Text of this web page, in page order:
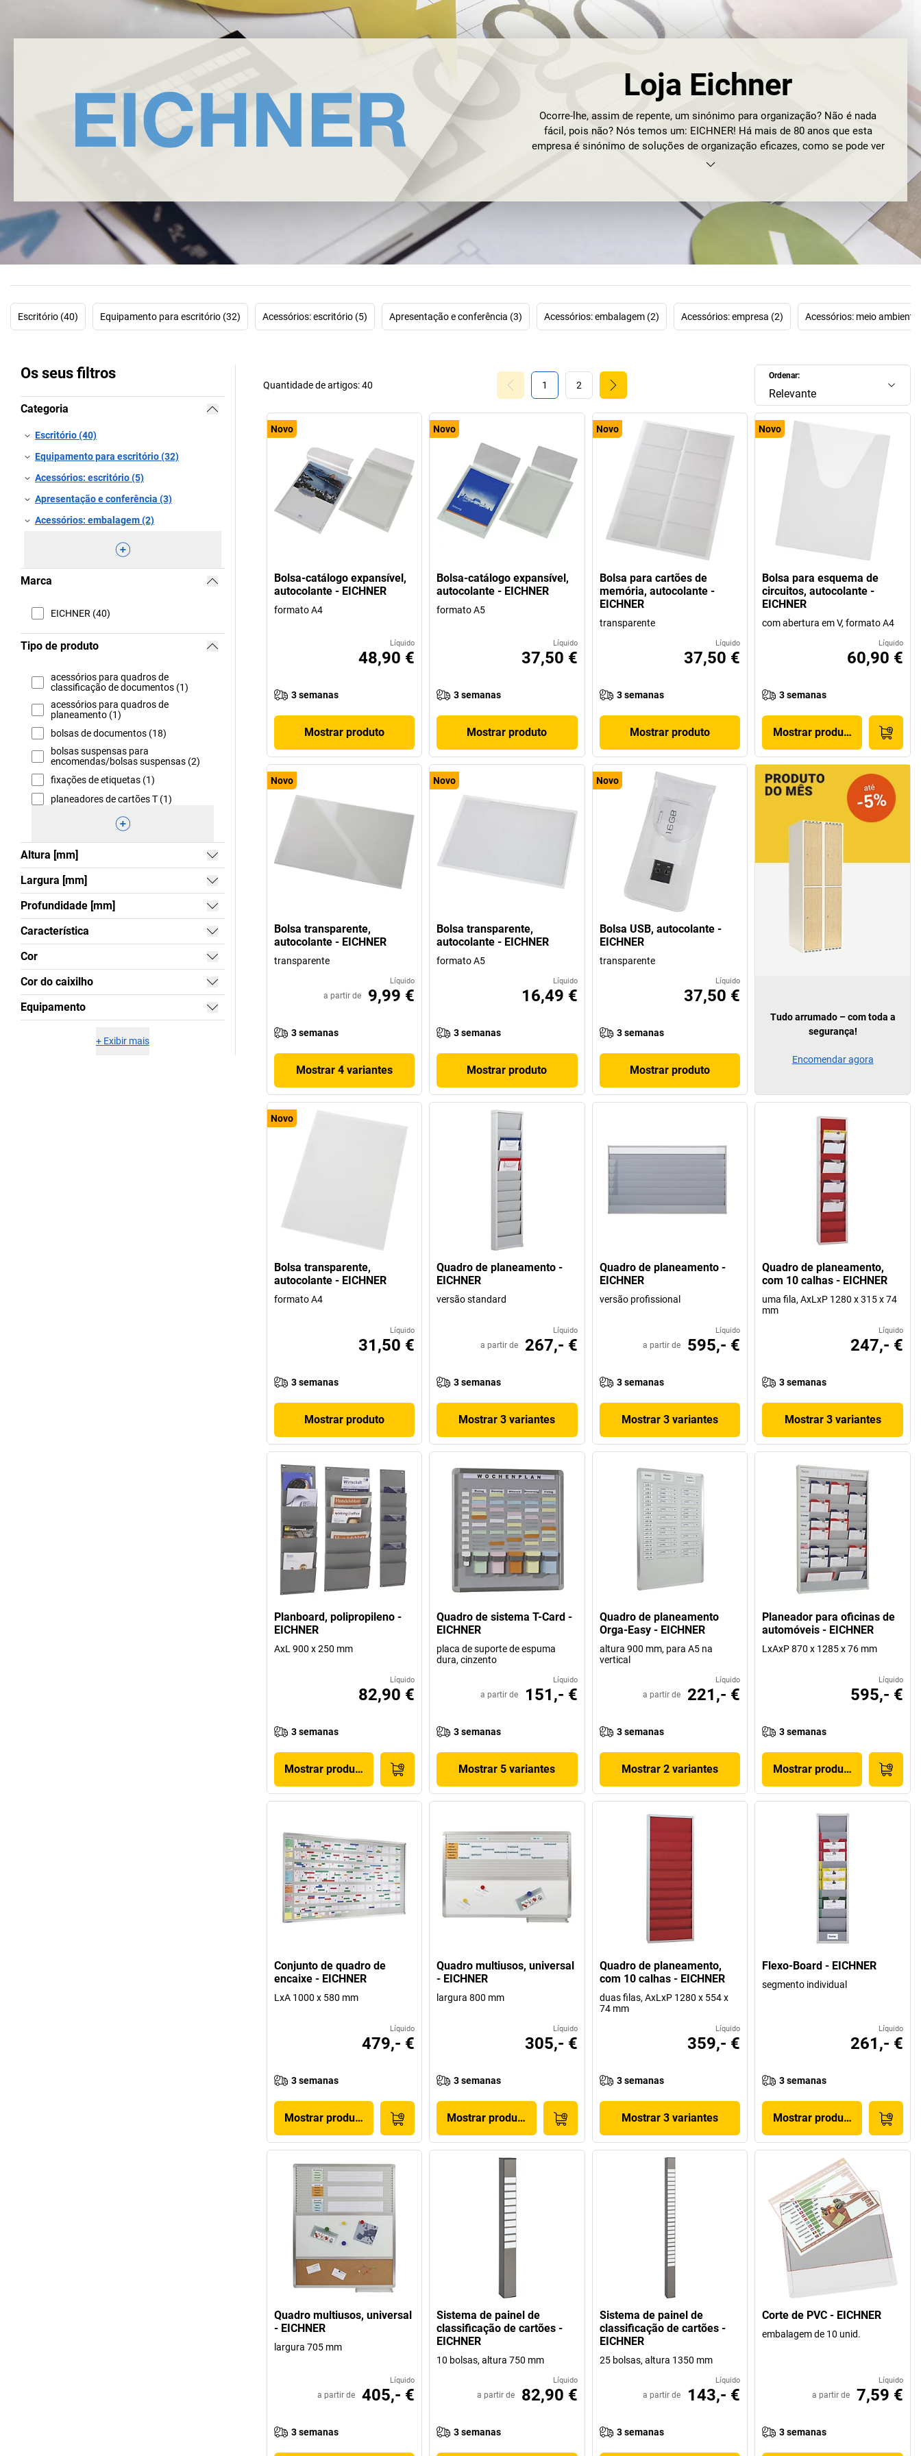
Loja Eichner
Ocorre-lhe, assim de repente, um sinónimo para organização? Não é nada
fácil, pois não? Nós temos um: EICHNER! Há mais de 80 anos que esta
empresa é sinónimo de soluções de organização eficazes, como se pode ver
no próprio nome: EICHNER Organisation GmbH & Co. KG. Foi fundada em
contabilidade geral e de folhas de pagamento… e estas áreas mantiveram-se
inalteradas durante décadas. Não foi apenas graças ao milagre económico
alemão, mas sobretudo a decisões inteligentes, inovações pioneiras e
inúmeras participações e aquisições dentro e fora do país que a EICHNER se
transformou no que é hoje: uma empresa orientada para o futuro e sempre a
E pertence tudo à EICHNER? Uma grande parte… Quer sejamplanificadores de
ajudam a estruturar melhor o nosso quotidiano. Portanto, não espere mais e
Escritório (40) Equipamento para escritório (32) Acessórios: escritório (5) Apresentação e conferência (3) Acessórios: embalagem (2) Acessórios: empresa (2) Acessórios: meio ambiente
Os seus filtros
Categoria
Escritório (40)
Equipamento para escritório (32)
Acessórios: escritório (5)
Apresentação e conferência (3)
Acessórios: embalagem (2)
Marca
EICHNER (40)
Tipo de produto
acessórios para quadros de
classificação de documentos (1)
acessórios para quadros de
planeamento (1)
bolsas de documentos (18)
bolsas suspensas para
encomendas/bolsas suspensas (2)
fixações de etiquetas (1)
planeadores de cartões T (1)
Altura [mm]
Largura [mm]
Profundidade [mm]
Característica
Cor
Cor do caixilho
Equipamento
+ Exibir mais
Ordenar:
Relevante
1 2
Quantidade de artigos:40
Novo
Bolsa-catálogo expansível,
autocolante - EICHNER
formato A4
Líquido
48,90 €
3 semanas
Mostrar produto
Novo
Bolsa-catálogo expansível,
autocolante - EICHNER
formato A5
Líquido
37,50 €
3 semanas
Mostrar produto
Novo
Bolsa para cartões de
memória, autocolante -
EICHNER
transparente
Líquido
37,50 €
3 semanas
Mostrar produto
Novo
Bolsa para esquema de
circuitos, autocolante -
EICHNER
com abertura em V, formato A4
Líquido
60,90 €
3 semanas
Mostrar produto
Novo
Bolsa transparente,
autocolante - EICHNER
transparente
Líquido
a partir de 9,99 €
3 semanas
Mostrar 4 variantes
Novo
Bolsa transparente,
autocolante - EICHNER
formato A5
Líquido
16,49 €
3 semanas
Mostrar produto
Novo
Bolsa USB, autocolante -
EICHNER
transparente
Líquido
37,50 €
3 semanas
Mostrar produto
Novo
Bolsa transparente,
autocolante - EICHNER
formato A4
Líquido
31,50 €
3 semanas
Mostrar produto
Quadro de planeamento -
EICHNER
versão standard
Líquido
a partir de 267,- €
3 semanas
Mostrar 3 variantes
Quadro de planeamento -
EICHNER
versão profissional
Líquido
a partir de 595,- €
3 semanas
Mostrar 3 variantes
Quadro de planeamento,
com 10 calhas - EICHNER
uma fila, AxLxP 1280 x 315 x 74
mm
Líquido
247,- €
3 semanas
Mostrar 3 variantes
Planboard, polipropileno -
EICHNER
AxL 900 x 250 mm
Líquido
82,90 €
3 semanas
Mostrar produto
Quadro de sistema T-Card -
EICHNER
placa de suporte de espuma
dura, cinzento
Líquido
a partir de 151,- €
3 semanas
Mostrar 5 variantes
Quadro de planeamento
Orga-Easy - EICHNER
altura 900 mm, para A5 na
vertical
Líquido
a partir de 221,- €
3 semanas
Mostrar 2 variantes
Planeador para oficinas de
automóveis - EICHNER
LxAxP 870 x 1285 x 76 mm
Líquido
595,- €
3 semanas
Mostrar produto
Conjunto de quadro de
encaixe - EICHNER
LxA 1000 x 580 mm
Líquido
479,- €
3 semanas
Mostrar produto
Quadro multiusos, universal
- EICHNER
largura 800 mm
Líquido
305,- €
3 semanas
Mostrar produto
Quadro de planeamento,
com 10 calhas - EICHNER
duas filas, AxLxP 1280 x 554 x
74 mm
Líquido
359,- €
3 semanas
Mostrar 3 variantes
Flexo-Board - EICHNER
segmento individual
Líquido
261,- €
3 semanas
Mostrar produto
Quadro multiusos, universal
- EICHNER
largura 705 mm
Líquido
a partir de 405,- €
3 semanas
Sistema de painel de
classificação de cartões -
EICHNER
10 bolsas, altura 750 mm
Líquido
a partir de 82,90 €
3 semanas
Sistema de painel de
classificação de cartões -
EICHNER
25 bolsas, altura 1350 mm
Líquido
a partir de 143,- €
3 semanas
Corte de PVC - EICHNER
embalagem de 10 unid.
Líquido
a partir de 7,59 €
3 semanas
Tudo arrumado – com toda a
segurança!
Encomendar agora